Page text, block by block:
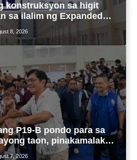
konstruksyon sa higit
sa ilalim ng Expanded
sa pagtutulungan ng Pag-
8, 2026
P19-B pondo para sa
taon, pinakamalaki
TESDA
7, 2026